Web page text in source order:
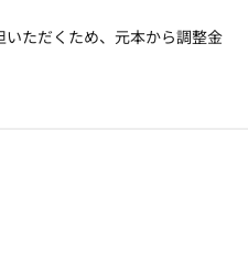
ただくため、元本から調整金